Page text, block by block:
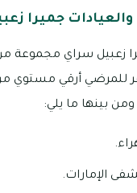
جميرا
زعبيل سراي مجموعة
للمرضي أرقي مستوي
بينها ما يلي:
الإمارات.